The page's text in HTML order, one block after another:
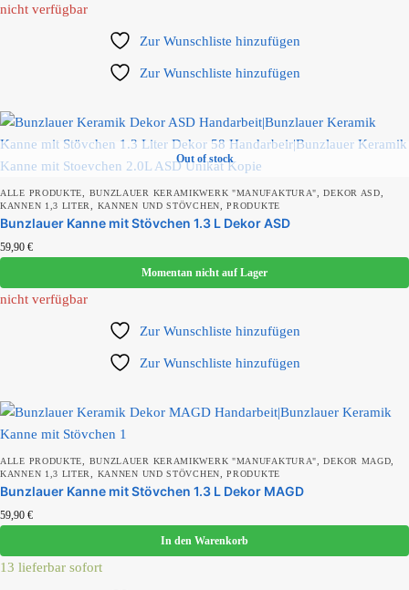
nicht verfügbar
Zur Wunschliste hinzufügen
Zur Wunschliste hinzufügen
Out of stock
ALLE PRODUKTE BUNZLAUER KERAMIKWERK "MANUFAKTURA" ,DEKOR ASD
KANNEN 1,3 LITER KANNEN UND STÖVCHEN ,PRODUKTE
Bunzlauer Kanne mit Stövchen 1.3 L Dekor ASD
59,90 €
Momentan nicht auf Lager
nicht verfügbar
Zur Wunschliste hinzufügen
Zur Wunschliste hinzufügen
ALLE PRODUKTE BUNZLAUER KERAMIKWERK "MANUFAKTURA" ,DEKOR MAGD
KANNEN 1,3 LITER KANNEN UND STÖVCHEN ,PRODUKTE
Bunzlauer Kanne mit Stövchen 1.3 L Dekor MAGD
59,90 €
In den Warenkorb
13 lieferbar sofort